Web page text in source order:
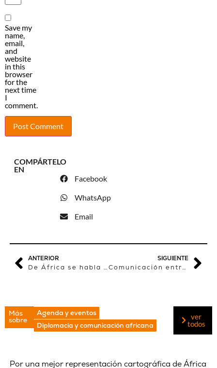
Save my
name,
email,
and
website
in this
browser
for the
next time
I
comment.
COMPÁRTELO
EN
Facebook
WhatsApp
Email
ANTERIOR
De África se habla muy poco en los medios. En general.
SIGUIENTE
Comunicación entre-culturas
Más
sobre
Agenda y eventos
Diplomacia y comunicación africana
ver
todos
Por una mejor representación cartográfica de África